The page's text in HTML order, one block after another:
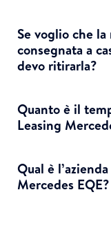
Se voglio che
consegnata a
devo ritirarla?
Quanto è il
Leasing
Qual è
Mercedes EQE?